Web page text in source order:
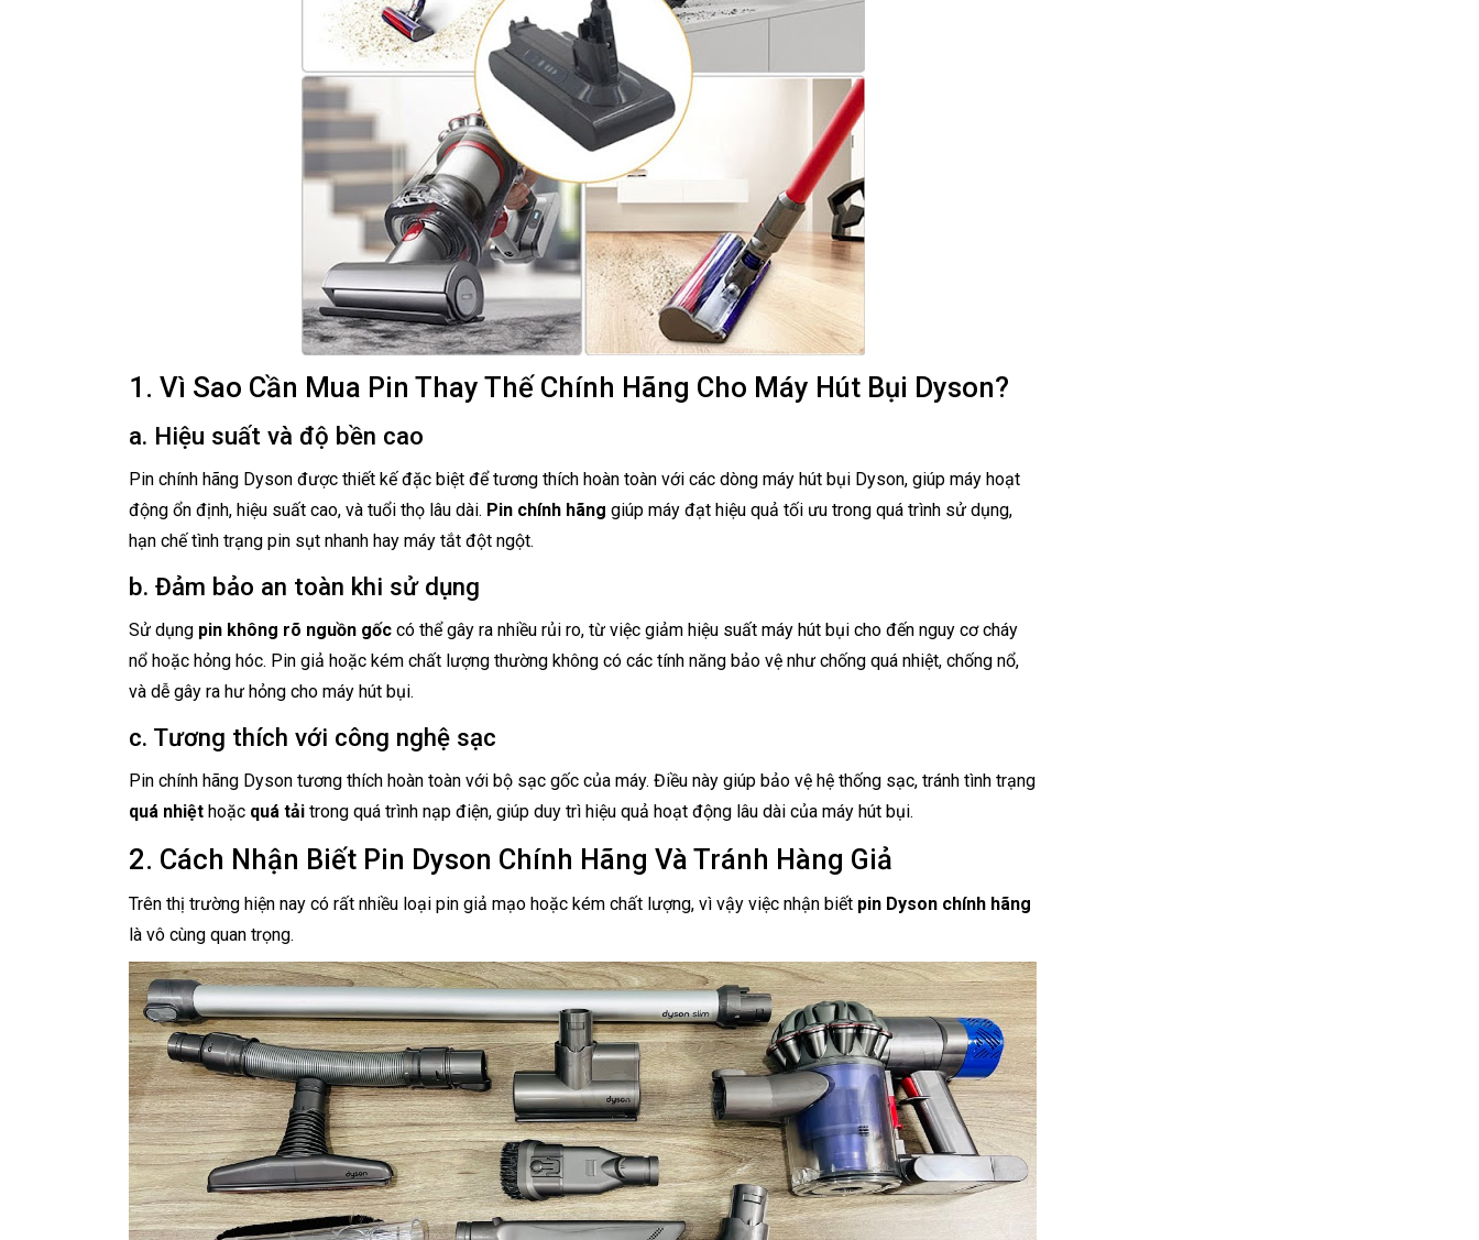
1. Vì Sao Cần Mua Pin Thay Thế Chính Hãng Cho Máy Hút Bụi Dyson?
a. Hiệu suất và độ bền cao
Pin chính hãng Dyson được thiết kế đặc biệt để tương thích hoàn toàn với các dòng máy hút bụi Dyson, giúp máy hoạt
động ổn định, hiệu suất cao, và tuổi thọ lâu dài. Pin chính hãng giúp máy đạt hiệu quả tối ưu trong quá trình sử dụng,
hạn chế tình trạng pin sụt nhanh hay máy tắt đột ngột.
b. Đảm bảo an toàn khi sử dụng
Sử dụng pin không rõ nguồn gốc có thể gây ra nhiều rủi ro, từ việc giảm hiệu suất máy hút bụi cho đến nguy cơ cháy
nổ hoặc hỏng hóc. Pin giả hoặc kém chất lượng thường không có các tính năng bảo vệ như chống quá nhiệt, chống nổ,
và dễ gây ra hư hỏng cho máy hút bụi.
c. Tương thích với công nghệ sạc
Pin chính hãng Dyson tương thích hoàn toàn với bộ sạc gốc của máy. Điều này giúp bảo vệ hệ thống sạc, tránh tình trạng
quá nhiệt hoặc quá tải trong quá trình nạp điện, giúp duy trì hiệu quả hoạt động lâu dài của máy hút bụi.
2. Cách Nhận Biết Pin Dyson Chính Hãng Và Tránh Hàng Giả
Trên thị trường hiện nay có rất nhiều loại pin giả mạo hoặc kém chất lượng, vì vậy việc nhận biết pin Dyson chính hãng
là vô cùng quan trọng.